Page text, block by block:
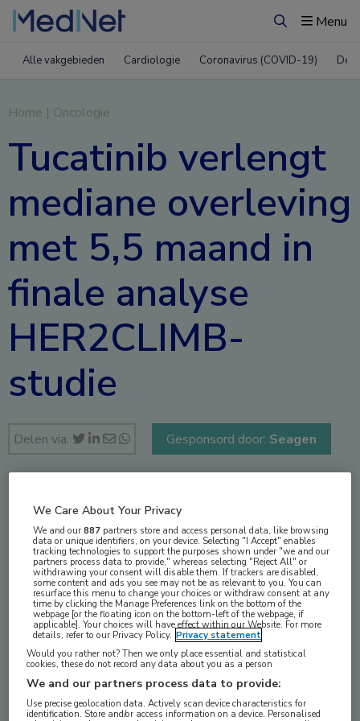
ZoekenMenu
Alle vakgebieden Cardiologie Coronavirus (COVID-19)
Home | Oncologie
Tucatinib verlengt
mediane overleving
met 5,5 maand in
finale analyse
HER2CLIMB-
studie
Delen via: Gesponsord door: Seagen
mrt 2022
Vakgebieden:
Oncologie
Aandachtsgebieden:
Borstkanker
Tags:
We Care About Your Privacy
We and our887 partners store and access personal data, like browsing
data or unique identifiers, on your device. Selecting "I Accept" enables
tracking technologies to support the purposes shown under "we and our
partners process data to provide," whereas selecting "Reject All" or
withdrawing your consent will disable them. If trackers are disabled,
some content and ads you see may not be as relevant to you. You can
resurface this menu to change your choices or withdraw consent at any
time by clicking the Manage Preferences link on the bottom of the
webpage [or the floating icon on the bottom-left of the webpage, if
applicable]. Your choices will have effect within our Website. For more
details, refer to our Privacy Policy. Privacy statement
Would you rather not? Then we only place essential and statistical
cookies, these do not record any data about you as a person
We and our partners process data to provide:
Use precise geolocation data. Actively scan device characteristics for
identification. Store and/or access information on a device. Personalised